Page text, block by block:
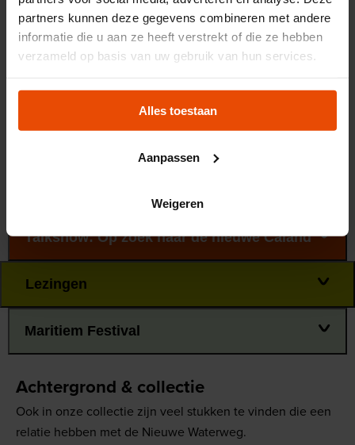
partners kunnen deze gegevens combineren met andere
informatie die u aan ze heeft verstrekt of die ze hebben
verzameld op basis van uw gebruik van hun services.
Alles toestaan
Aanpassen
Weigeren
met objecten uit onze collectie die vertellen over de
Nieuwe Waterweg, net als in de expositie De Haven.
Museum ter gelegenheid van 150 jaar Nieuwe Waterweg.
Talkshow: Op zoek naar de nieuwe Caland
Lezingen
Maritiem Festival
Achtergrond & collectie
Ook in onze collectie zijn veel stukken te vinden die een
relatie hebben met de Nieuwe Waterweg.